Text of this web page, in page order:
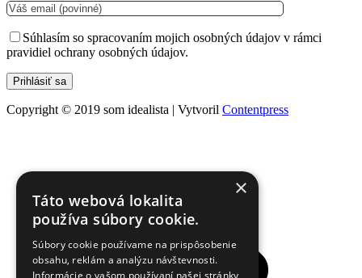
Súhlasím so spracovaním mojich osobných údajov v rámci
pravidiel ochrany osobných údajov.
Copyright © 2019 som idealista | Vytvoril Contentpress
×
Táto webová lokalita
používa súbory cookie.
Súbory cookie používame na prispôsobenie
obsahu, reklám a analýzu návštevnosti.
Informácie o vašom používaní našej stránky